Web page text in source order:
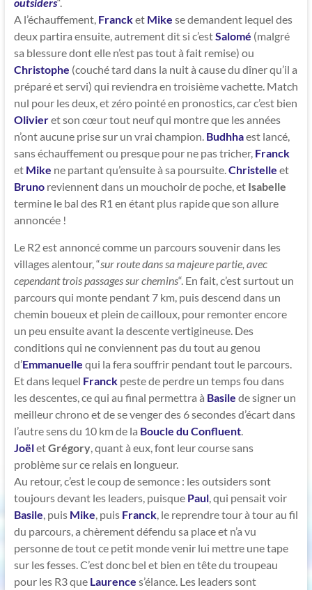
A l’échauffement, Francket Mike se demandent lequel des
deux partira ensuite, autrement dit si c’estSalomé (malgré
sa blessure dont elle n’est pas tout à fait remise) ou
Christophe (couché tard dans la nuit à cause du dîner qu’il a
préparé et servi) qui reviendra en troisième vachette. Match
nul pour les deux, et zéro pointé en pronostics, car c’est bien
Olivieret son cœur tout neuf qui montre que les années
n’ont aucune prise sur un vrai champion. Budhhaest lancé,
sans échauffement ou presque pour ne pas tricher, Franck
et Mike ne partant qu’ensuite à sa poursuite.Christelle et
Brunoreviennent dans un mouchoir de poche, et Isabelle
termine le bal des R1 en étant plus rapide que son allure
annoncée !
Le R2 est annoncé comme un parcours souvenir dans les
villages alentour, “sur route dans sa majeure partie, avec
cependant trois passages sur chemins“. En fait, c’est surtout un
parcours qui monte pendant 7 km, puis descend dans un
chemin boueux et plein de cailloux, pour remonter encore
un peu ensuite avant la descente vertigineuse. Des
conditions qui ne conviennent pas du tout au genou
d’Emmanuelle qui la fera souffrir pendant tout le parcours.
Et dans lequel Franckpeste de perdre un temps fou dans
les descentes, ce qui au final permettra à Basile de signer un
meilleur chrono et de se venger des 6 secondes d’écart dans
l’autre sens du 10 km de la Boucle du Confluent.
JoëletGrégory, quant à eux, font leur course sans
problème sur ce relais en longueur.
Au retour, c’est le coup de semonce : les outsiders sont
toujours devant les leaders, puisque Paul, qui pensait voir
Basile, puis Mike, puis Franck, le reprendre tour à tour au fil
du parcours, a chèrement défendu sa place et n’a vu
personne de tout ce petit monde venir lui mettre une tape
sur les fesses. C’est donc bel et bien en tête du troupeau
pour les R3 que Laurence s’élance. Les leaders sont